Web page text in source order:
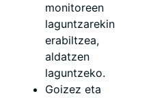
monitoreen
laguntzarekin
erabiltzea,
aldatzen
laguntzeko.
Goizez eta